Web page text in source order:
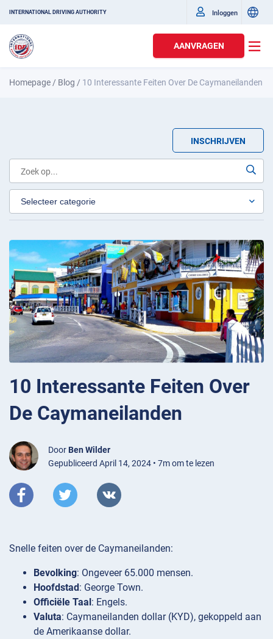
INTERNATIONAL DRIVING AUTHORITY Inloggen
AANVRAGEN
Homepage / Blog / 10 Interessante Feiten Over De Caymaneilanden
INSCHRIJVEN
10 Interessante Feiten Over
De Caymaneilanden
Door Ben Wilder
Gepubliceerd April 14, 2024 • 7m om te lezen
Snelle feiten over de Caymaneilanden:
Bevolking: Ongeveer 65.000 mensen.
Hoofdstad: George Town.
Officiële Taal: Engels.
Valuta: Caymaneilanden dollar (KYD), gekoppeld aan
de Amerikaanse dollar.